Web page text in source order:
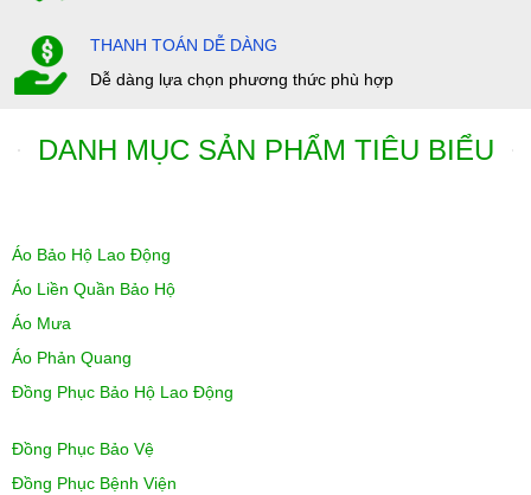
THANH TOÁN DỄ DÀNG
Dễ dàng lựa chọn phương thức phù hợp
DANH MỤC SẢN PHẨM TIÊU BIỂU
Áo Bảo Hộ Lao Động
Áo Liền Quần Bảo Hộ
Áo Mưa
Áo Phản Quang
Đồng Phục Bảo Hộ Lao Động
Đồng Phục Bảo Vệ
Đồng Phục Bệnh Viện